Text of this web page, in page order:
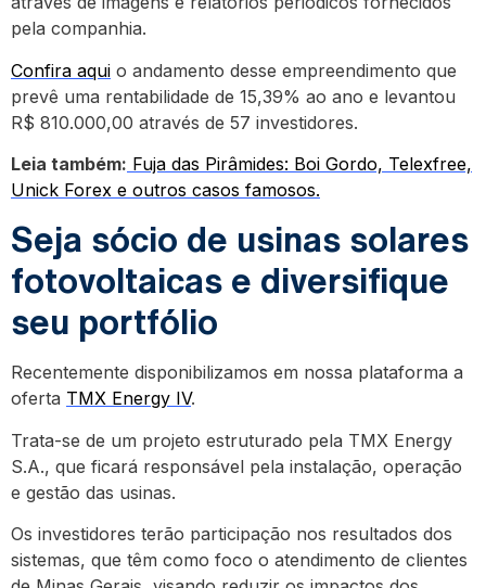
pela companhia.
Confira aqui o andamento desse empreendimento que
prevê uma rentabilidade de 15,39% ao ano e levantou
R$ 810.000,00 através de 57 investidores.
Leia também: Fuja das Pirâmides: Boi Gordo, Telexfree,
Unick Forex e outros casos famosos.
Seja sócio de usinas solares
fotovoltaicas e diversifique
seu portfólio
Recentemente disponibilizamos em nossa plataforma a
oferta TMX Energy IV.
Trata-se de um projeto estruturado pela TMX Energy
S.A., que ficará responsável pela instalação, operação
e gestão das usinas.
Os investidores terão participação nos resultados dos
sistemas, que têm como foco o atendimento de clientes